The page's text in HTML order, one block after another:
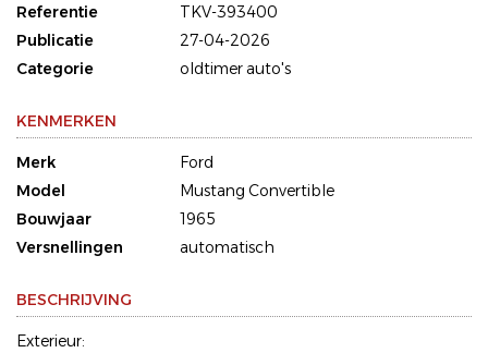
Referentie
TKV-393400
Publicatie
27-04-2026
Categorie
oldtimer auto's
KENMERKEN
Merk
Ford
Model
Mustang Convertible
Bouwjaar
1965
Versnellingen
automatisch
BESCHRIJVING
Exterieur: